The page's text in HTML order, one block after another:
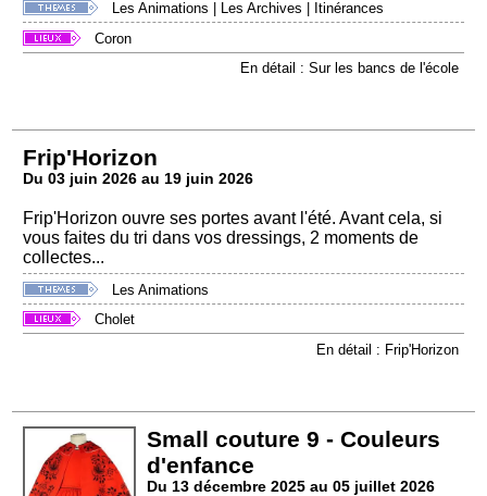
Les Animations Les Archives
Itinérances
Coron
En détail : Sur les bancs de l'école
Frip'Horizon
Du 03 juin 2026 au 19 juin 2026
Frip'Horizon ouvre ses portes avant l'été. Avant cela, si
vous faites du tri dans vos dressings, 2 moments de
collectes...
Les Animations
Cholet
En détail : Frip'Horizon
Small couture 9 - Couleurs
d'enfance
Du 13 décembre 2025 au 05 juillet 2026